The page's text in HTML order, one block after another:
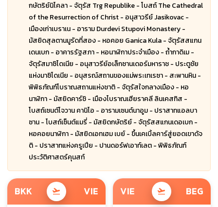
กษัตริย์นิโคลา - จัตุรัส Trg Republike - โบสถ์ The Cathedral
of the Resurrection of Christ - อนุสาวรีย์ Jasikovac -
เมืองเก่าเบราเน - อาราม Durdevi Stupovi Monastery -
มัสยิดสุลตานมูรัดที่สอง - หอคอย Ganica Kula - จัตุรัสสแกน
เดนเบก - อาคารรัฐสภา - หอนาฬิกาประจำเมือง - ถ้ำกาดิเม -
จัตุรัสมาซิโดเนีย - อนุสาวรีย์อเล็กซานเดอร์มหาราช - ประตูชัย
แห่งมาซิโดเนีย - อนุสรณ์สถานของแม่พระเทเรซา - สะพานหิน -
พิพิธภัณฑ์โบราณสถานแห่งชาติ - จัตุรัสใจกลางเมือง - หอ
นาฬิกา - มัสยิดคาร์ชิ - เมืองโบราณเฮียราคลี ลินเคสทิส -
โบสถ์เซนต์โจวาน คานิโอ - อารามเซนต์นาอูม - ปราสาทแอลบา
ซาน - โบสถ์เซ็นต์แมรี่ - มัสยิดกษัตริย์ - จัตุรัสสแกนเดอเบก -
หอคอยนาฬิกา - มัสยิดเอทเฮม เบย์ - ขึ้นเคเบิ้ลคาร์สู่ยอดเขาดัจ
ติ - ปราสาทแห่งครูเปีย - ปานดอร์ฟเอาท์เลต - พิพิธภัณฑ์
ประวัติศาสตร์คุนสท์
BKK flight_takeoff VIE VIE flight_takeoff BEG